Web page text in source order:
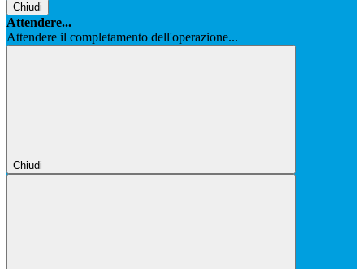
Chiudi
Attendere...
Attendere il completamento dell'operazione...
Chiudi